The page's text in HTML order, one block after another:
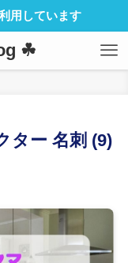
用しています
☘
ター 名刺 (9)